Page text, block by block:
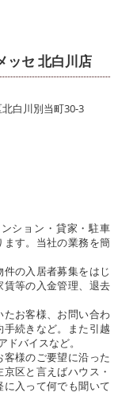
ッセ 北白川店
白川別当町30-3
ション・貸家・駐車
す。当社の業務を簡
の入居者募集をはじ
等の入金管理、退去
お客様、お問い合わ
続きなど。また引越
バイスなど。
様のご要望に沿った
区と言えばハウス・
入って何でも聞いて